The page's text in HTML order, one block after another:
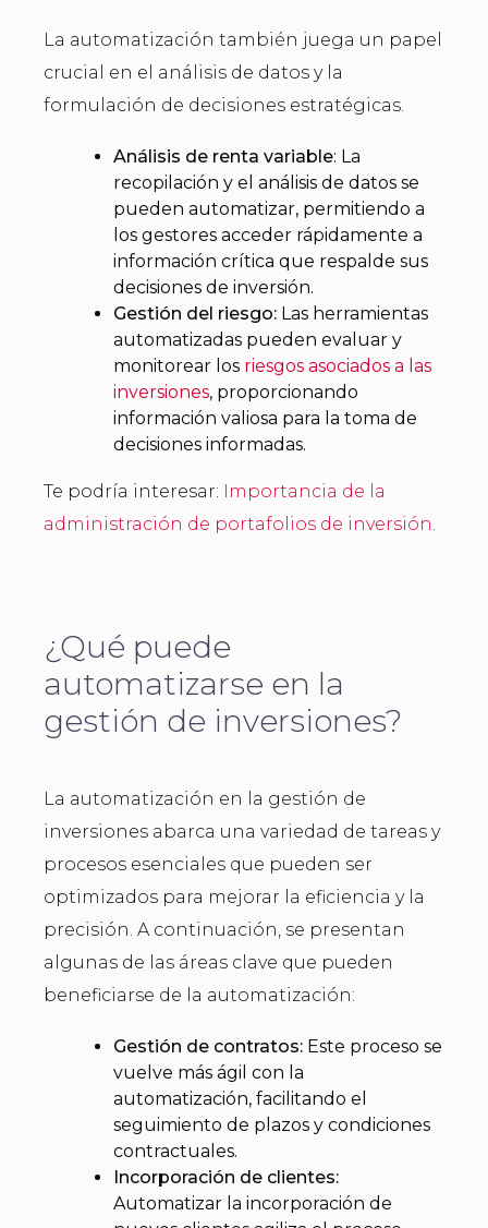
La automatización también juega un papel
crucial en el análisis de datos y la
formulación de decisiones estratégicas.
Análisis de renta variable: La
recopilación y el análisis de datos se
pueden automatizar, permitiendo a
los gestores acceder rápidamente a
información crítica que respalde sus
decisiones de inversión.
Gestión del riesgo: Las herramientas
automatizadas pueden evaluar y
monitorear los riesgos asociados a las
inversiones, proporcionando
información valiosa para la toma de
decisiones informadas.
Te podría interesar:
Importancia de la
administración de portafolios de inversión.
¿Qué puede
automatizarse en la
gestión de inversiones?
La automatización en la gestión de
inversiones abarca una variedad de tareas y
procesos esenciales que pueden ser
optimizados para mejorar la eficiencia y la
precisión. A continuación, se presentan
algunas de las áreas clave que pueden
beneficiarse de la automatización:
Gestión de contratos: Este proceso se
vuelve más ágil con la
automatización, facilitando el
seguimiento de plazos y condiciones
contractuales.
Incorporación de clientes:
Automatizar la incorporación de